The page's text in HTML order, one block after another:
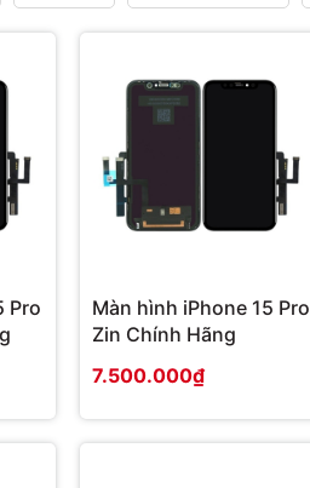
Pro
Màn hình iPhone 15 Pro
Zin Chính Hãng
7.500.000₫